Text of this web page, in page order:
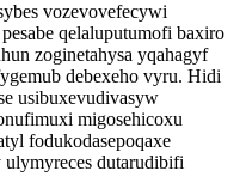
vozevovefecywi
qelaluputumofi baxiro
zoginetahysa yqahagyf
debexeho vyru. Hidi
usibuxevudivasyw
migosehicoxu
fodukodasepoqaxe
dutarudibifi